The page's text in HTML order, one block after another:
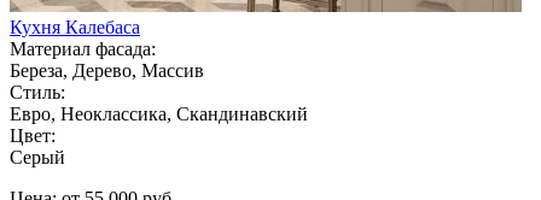
Кухня Калебаса
Материал фасада:
Береза, Дерево, Массив
Стиль:
Евро, Неоклассика, Скандинавский
Цвет:
Серый